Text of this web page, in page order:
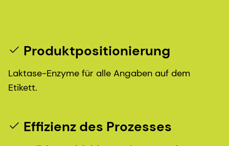
Produktpositionierung
Laktase-Enzyme für alle Angaben auf dem
Etikett.
Effizienz des Prozesses